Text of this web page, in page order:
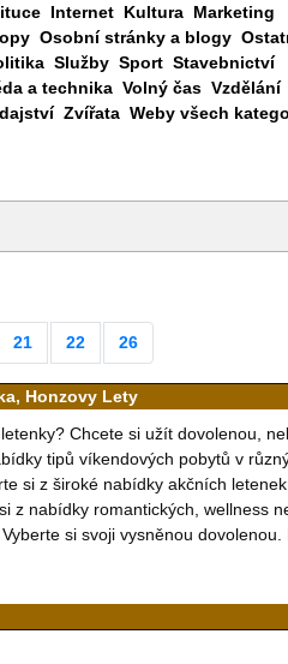
Internet Kultura Marketing
Osobní stránky a blogy
Služby Sport Stavebnictví
a technika Volný čas Vzdělání
Zvířata Weby všech
21 22 26
Honzovy Lety
Chcete si užít dovolenou,
tipů víkendových pobytů v
si z široké nabídky akčních
z nabídky romantických, wellness
si svoji vysněnou